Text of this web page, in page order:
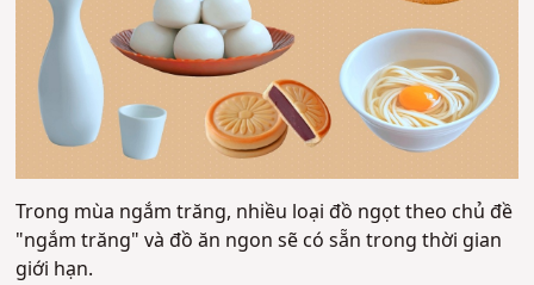
Trong mùa ngắm trăng, nhiều loại đồ ngọt theo chủ đề
"ngắm trăng" và đồ ăn ngon sẽ có sẵn trong thời gian
giới hạn.